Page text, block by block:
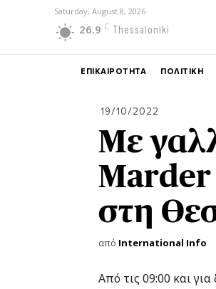
Saturday, August 8, 2026
26.9 C Thessaloniki
ΕΠΙΚΑΙΡΟΤΗΤΑ ΠΟΛΙΤΙΚΗ
19/10/2022
Με
Marder
στη
από International Info
Από τις 09:00 και